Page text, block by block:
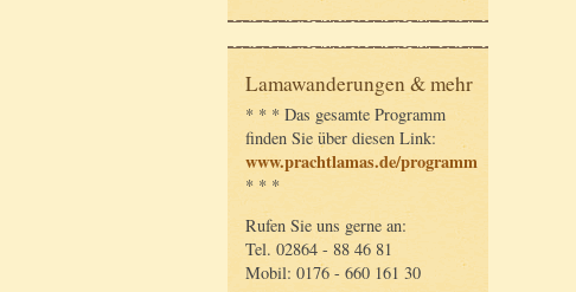
Lamawanderungen & mehr
* * * Das gesamte Programm
finden Sie über diesen Link:
www.prachtlamas.de/programm
* * *
Rufen Sie uns gerne an:
Tel. 02864 - 88 46 81
Mobil: 0176 - 660 161 30